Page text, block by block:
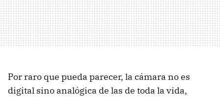
Por raro que pueda parecer, la cámara no es
digital sino analógica de las de toda la vida,